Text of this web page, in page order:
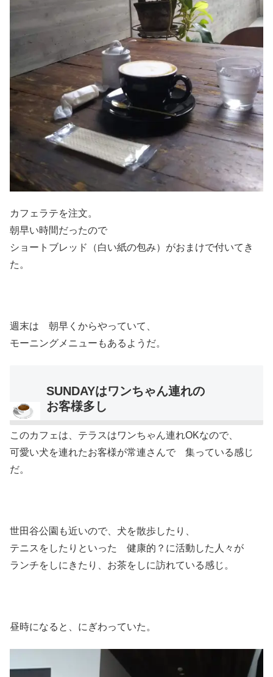
カフェラテを注文。
朝早い時間だったので
ショートブレッド（白い紙の包み）がおまけで付いてき
た。
週末は 朝早くからやっていて、
モーニングメニューもあるようだ。
SUNDAYはワンちゃん連れの
お客様多し
このカフェは、テラスはワンちゃん連れOKなので、
可愛い犬を連れたお客様が常連さんで 集っている感じ
だ。
世田谷公園も近いので、犬を散歩したり、
テニスをしたりといった 健康的？に活動した人々が
ランチをしにきたり、お茶をしに訪れている感じ。
昼時になると、にぎわっていた。